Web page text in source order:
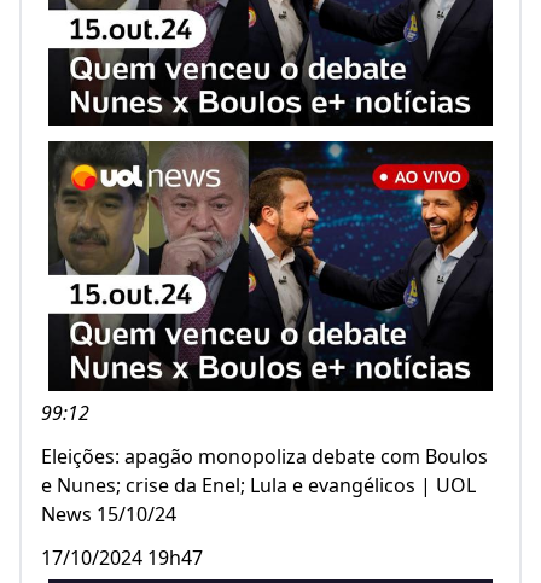
99:12
Eleições: apagão monopoliza debate com Boulos
e Nunes; crise da Enel; Lula e evangélicos | UOL
News 15/10/24
17/10/2024 19h47